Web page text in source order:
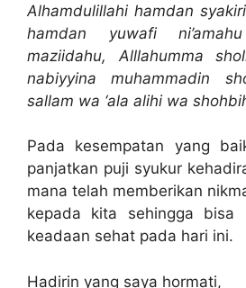
Alhamdulillahi hamdan
hamdan yuwafi
maziidahu, Alllahumma
nabiyyina muhammadin
sallam wa ‘ala alihi wa
Pada kesempatan yang
panjatkan puji syukur
mana telah memberikan
kepada kita sehingga bisa
keadaan sehat pada hari ini.
Hadirin yang saya hormati,